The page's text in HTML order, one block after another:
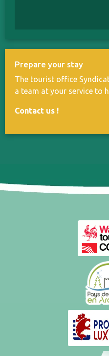
Prepare your stay
The tourist office
a team at your service to
Contact us !